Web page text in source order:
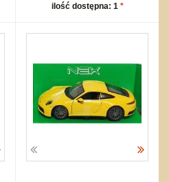
ilość dostępna: 1 *